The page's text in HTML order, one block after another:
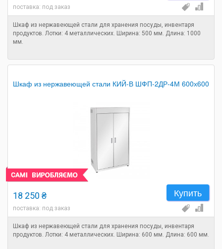
поставка: под заказ
Шкаф из нержавеющей стали для хранения посуды, инвентаря
продуктов. Лотки: 4 металлических. Ширина: 500 мм. Длина: 1000
мм.
Шкаф из нержавеющей стали КИЙ-В ШФП-2ДР-4М 600х600
Купить
18 250 ₴
поставка: под заказ
Шкаф из нержавеющей стали для хранения посуды, инвентаря
продуктов. Лотки: 4 металлических. Ширина: 600 мм. Длина: 600 мм.